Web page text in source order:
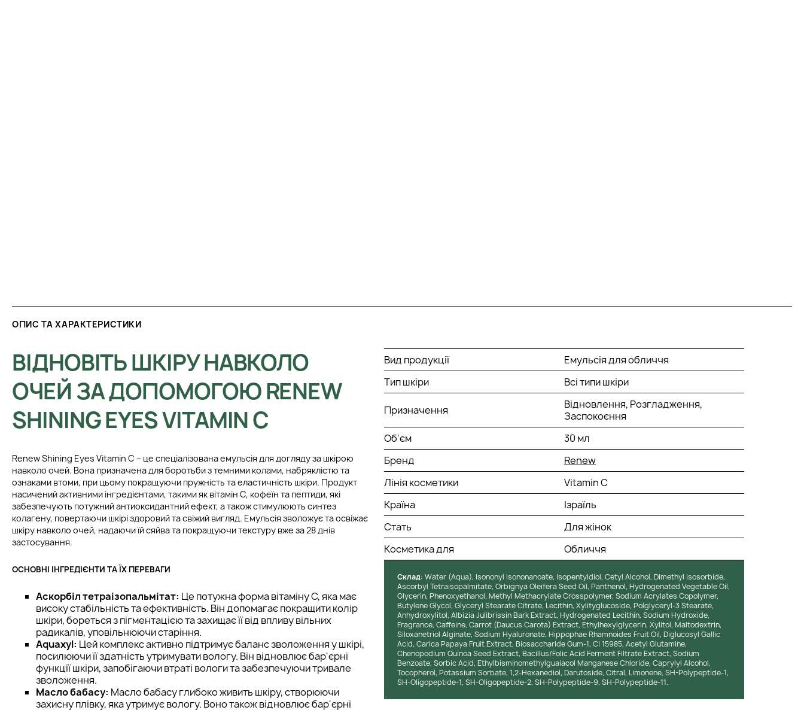
ОПИС ТА ХАРАКТЕРИСТИКИ
ВІДНОВІТЬ ШКІРУ НАВКОЛО
ОЧЕЙ ЗА ДОПОМОГОЮ RENEW
SHINING EYES VITAMIN C
Renew Shining Eyes Vitamin C – це спеціалізована емульсія для догляду за шкірою
навколо очей. Вона призначена для боротьби з темними колами, набряклістю та
ознаками втоми, при цьому покращуючи пружність та еластичність шкіри. Продукт
насичений активними інгредієнтами, такими як вітамін С, кофеїн та пептиди, які
забезпечують потужний антиоксидантний ефект, а також стимулюють синтез
колагену, повертаючи шкірі здоровий та свіжий вигляд. Емульсія зволожує та освіжає
шкіру навколо очей, надаючи їй сяйва та покращуючи текстуру вже за 28 днів
застосування.
ОСНОВНІ ІНГРЕДІЄНТИ ТА ЇХ ПЕРЕВАГИ
Аскорбіл тетраізопальмітат: Це потужна форма вітаміну C, яка має
високу стабільність та ефективність. Він допомагає покращити колір
шкіри, бореться з пігментацією та захищає її від впливу вільних
радикалів, уповільнюючи старіння.
Aquaxyl: Цей комплекс активно підтримує баланс зволоження у шкірі,
посилюючи її здатність утримувати вологу. Він відновлює бар'єрні
функції шкіри, запобігаючи втраті вологи та забезпечуючи тривале
зволоження.
Масло бабасу: Масло бабасу глибоко живить шкіру, створюючи
захисну плівку, яка утримує вологу. Воно також відновлює бар'єрні
Вид продукції
Емульсія для обличчя
Тип шкіри
Всі типи шкіри
Призначення
Відновлення, Розгладження,
Заспокоєння
Об'єм
30 мл
Бренд
Renew
Лінія косметики
Vitamin C
Країна
Ізраїль
Стать
Для жінок
Косметика для
Обличчя
Cклад: Water (Aqua), Isononyl Isononanoate, Isopentyldiol, Cetyl Alcohol, Dimethyl Isosorbide,
Ascorbyl Tetraisopalmitate, Orbignya Oleifera Seed Oil, Panthenol, Hydrogenated Vegetable Oil,
Glycerin, Phenoxyethanol, Methyl Methacrylate Crosspolymer, Sodium Acrylates Copolymer,
Butylene Glycol, Glyceryl Stearate Citrate, Lecithin, Xylityglucoside, Polglyceryl-3 Stearate,
Anhydroxylitol, Albizia Julibrissin Bark Extract, Hydrogenated Lecithin, Sodium Hydroxide,
Fragrance, Caffeine, Carrot (Daucus Carota) Extract, Ethylhexylglycerin, Xylitol, Maltodextrin,
Siloxanetriol Alginate, Sodium Hyaluronate, Hippophae Rhamnoides Fruit Oil, Diglucosyl Gallic
Acid, Carica Papaya Fruit Extract, Biosaccharide Gum-1, CI 15985, Acetyl Glutamine,
Chenopodium Quinoa Seed Extract, Bacillus/Folic Acid Ferment Filtrate Extract, Sodium
Benzoate, Sorbic Acid, Ethylbisminomethylguaiacol Manganese Chloride, Caprylyl Alcohol,
Tocopherol, Potassium Sorbate, 1,2-Hexanediol, Darutoside, Citral, Limonene, SH-Polypeptide-1,
SH-Oligopeptide-1, SH-Oligopeptide-2, SH-Polypeptide-9, SH-Polypeptide-11.